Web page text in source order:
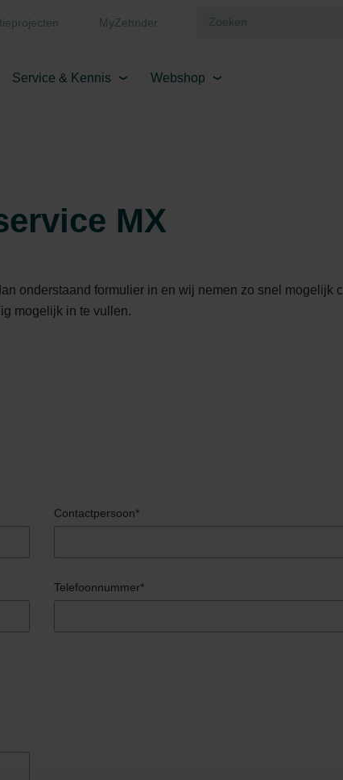
MyZehnder
Service & Kennis Webshop
MX
onderstaand formulier in en wij nemen zo snel mogelijk
mogelijk in te vullen.
Contactpersoon*
Telefoonnummer*